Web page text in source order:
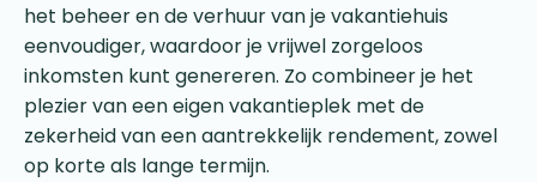
het beheer en de verhuur van je vakantiehuis
eenvoudiger, waardoor je vrijwel zorgeloos
inkomsten kunt genereren. Zo combineer je het
plezier van een eigen vakantieplek met de
zekerheid van een aantrekkelijk rendement, zowel
op korte als lange termijn.